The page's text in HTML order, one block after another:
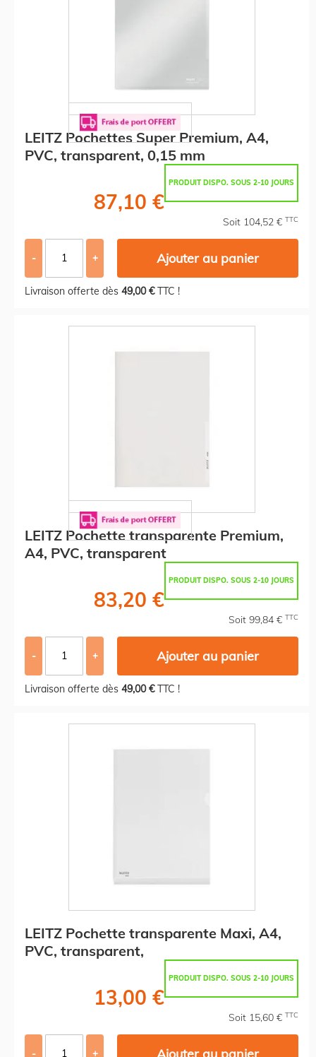
LEITZ Pochettes Super Premium, A4,
PVC, transparent, 0,15 mm
PRODUIT DISPO. SOUS 2-10 JOURS
87,10 €
Soit 104,52 € TTC
- + Ajouter au panier
Livraison offerte dès 49,00 €TTC !
LEITZ Pochette transparente Premium,
A4, PVC, transparent
PRODUIT DISPO. SOUS 2-10 JOURS
83,20 €
Soit 99,84 € TTC
- + Ajouter au panier
Livraison offerte dès 49,00 €TTC !
LEITZ Pochette transparente Maxi, A4,
PVC, transparent,
PRODUIT DISPO. SOUS 2-10 JOURS
13,00 €
Soit 15,60 € TTC
- + Ajouter au panier